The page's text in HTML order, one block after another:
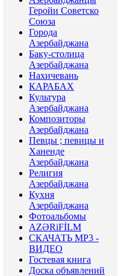
Геройи Советско
Союза
Города
Азербайджана
Баку-столица
Азербайджана
Нахичевань
КАРАБАХ
Культура
Азербайджана
Композиторы
Азербайджана
Певцы ; певицы и
Ханенде
Азербайджана
Религия
Азербайджана
Кухня
Азербайджана
Фотоальбомы
AZƏRiFİLM
СКАЧАТЬ МР3 -
ВИДЕО
Гостевая книга
Доска объявлений